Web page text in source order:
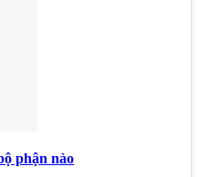
phận nào